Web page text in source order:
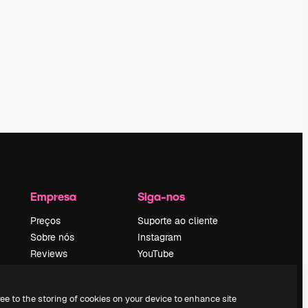
Empresa
Preços
Sobre nós
Reviews
pesquisa
Siga-nos
Suporte ao cliente
Instagram
YouTube
Discord
to the storing of cookies on your device to enhance site